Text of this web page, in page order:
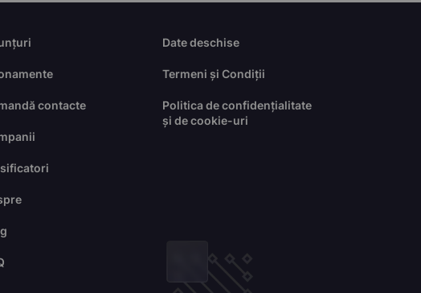
contacte
Date deschise
Termeni și Condiții
Politica de confidențialitate
și de cookie-uri